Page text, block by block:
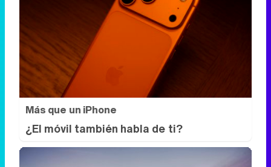
Más que un iPhone
¿El móvil también habla de ti?